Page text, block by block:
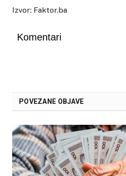
Izvor: Faktor.ba
Komentari
POVEZANE OBJAVE